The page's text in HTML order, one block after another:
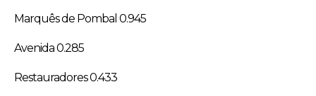
Marquês de Pombal 0.945
Avenida 0.285
Restauradores 0.433